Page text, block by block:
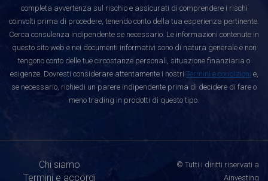
completa avvertenza sul rischio e assicurati di comprendere i rischi
coinvolti prima di procedere, tenendo conto della tua esperienza pertinente.
Cerca consulenza indipendente se necessario. Le informazioni contenute in
questo sito web e nei documenti informativi sono di natura generale e non
tengono conto delle tue circostanze personali, situazione finanziaria o
esigenze. Dovresti considerare attentamente i nostri Termini e condizioni e,
se necessario, richiedi un parere indipendente prima di decidere di fare o
meno trading in prodotti di questo tipo.
Chi siamo
Termini e accordi
© Tutti i diritti riservati a
Ainvesting